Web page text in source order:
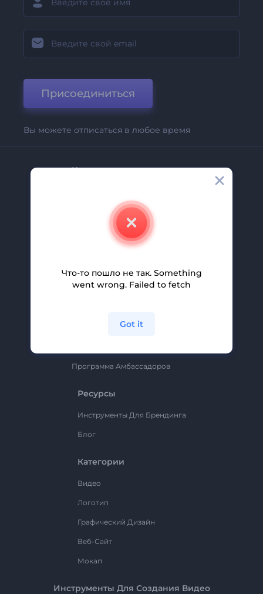
Присоединиться
Вы можете отписаться в любое время
Компания
Свяжитесь С Нами
Помощь И Поддержка
Партнерская Программа
Политика Конфиденциальности
Программа Амбассадоров
Ресурсы
Инструменты Для Брендинга
Блог
Категории
Видео
Логотип
Графический Дизайн
Веб-Сайт
Мокап
Инструменты Для Создания Видео
Что-то пошло не так. Something
went wrong. Failed to fetch
Got it